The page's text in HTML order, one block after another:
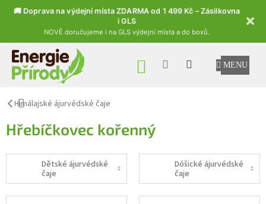
🚚 Doprava na výdejní místa ZDARMA od 1 499 Kč – Zásilkovna
i GLS
NOVĚ doručujeme i na GLS výdejní místa a do boxů.
Přejít na obsah
NÁKUPNÍ KOŠÍK
Himálajské ájurvédské čaje
Hřebíčkovec kořenný
Dětské ájurvédské
čaje
Dóšické ájurvédské
čaje